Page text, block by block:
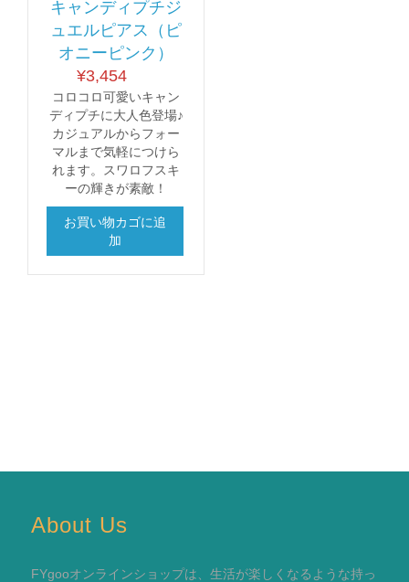
キャンディプチジ
ュエルピアス（ピ
オニーピンク）
¥3,454
コロコロ可愛いキャン
ディプチに大人色登場♪
カジュアルからフォー
マルまで気軽につけら
れます。スワロフスキ
ーの輝きが素敵！
お買い物カゴに追
加
About Us
FYgooオンラインショップは、生活が楽しくなるような持っ